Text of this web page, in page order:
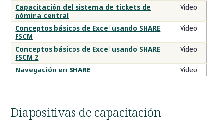
Capacitación del sistema de tickets de
nómina central
Video
Conceptos básicos de Excel usando SHARE
FSCM
Video
Conceptos básicos de Excel usando SHARE
FSCM 2
Video
Navegación en SHARE Video
Diapositivas de capacitación